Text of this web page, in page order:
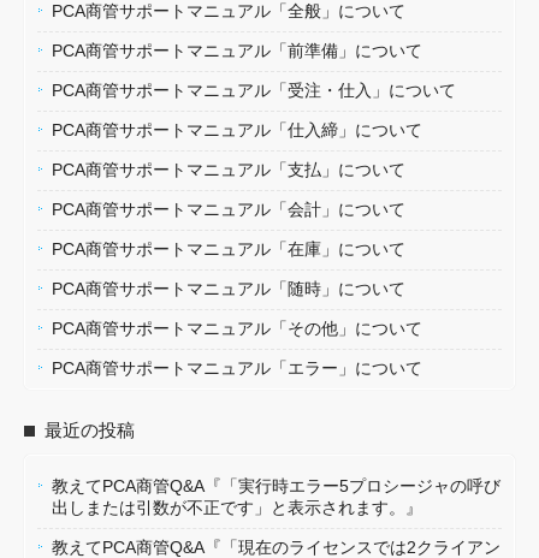
PCA商管サポートマニュアル「全般」について
PCA商管サポートマニュアル「前準備」について
PCA商管サポートマニュアル「受注・仕入」について
PCA商管サポートマニュアル「仕入締」について
PCA商管サポートマニュアル「支払」について
PCA商管サポートマニュアル「会計」について
PCA商管サポートマニュアル「在庫」について
PCA商管サポートマニュアル「随時」について
PCA商管サポートマニュアル「その他」について
PCA商管サポートマニュアル「エラー」について
最近の投稿
教えてPCA商管Q&A『「実行時エラー5プロシージャの呼び
出しまたは引数が不正です」と表示されます。』
教えてPCA商管Q&A『「現在のライセンスでは2クライアン